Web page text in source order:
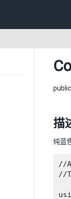
描
纯蓝
//
//